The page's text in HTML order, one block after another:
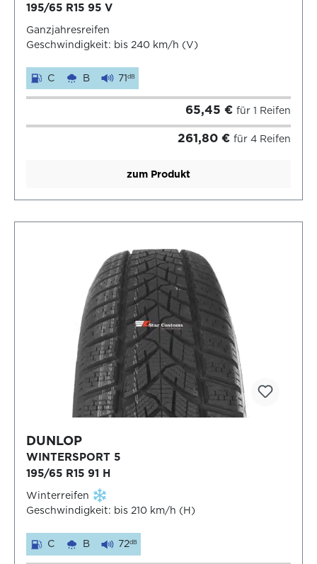
195/65 R15 95 V
Ganzjahresreifen
Geschwindigkeit: bis 240 km/h (V)
C B 71dB
65,45 € für 1 Reifen
261,80 € für 4 Reifen
zum Produkt
DUNLOP
WINTERSPORT 5
195/65 R15 91 H
Winterreifen
Geschwindigkeit: bis 210 km/h (H)
C B 72dB